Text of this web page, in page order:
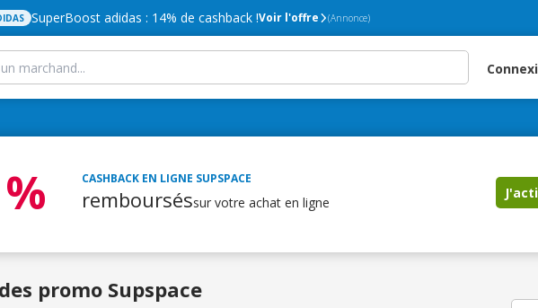
SuperBoost adidas : 14% de cashback !Voir l'offre (Annonce)
CASHBACK EN LIGNE SUPSPACE
rembourséssur votre achat en ligne
promo Supspace